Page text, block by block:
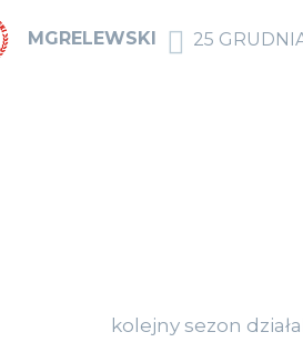
MGRELEWSKI 25
kolejny sezon